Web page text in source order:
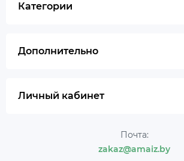
Категории
Дополнительно
Личный кабинет
Почта:
zakaz@amaiz.by